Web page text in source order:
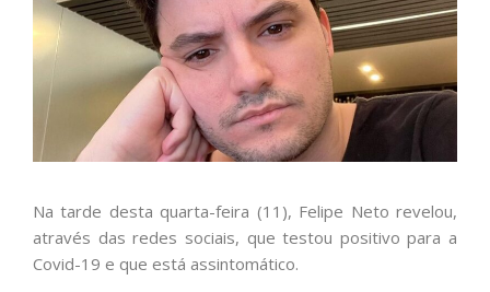
Na tarde desta quarta-feira (11), Felipe Neto revelou,
através das redes sociais, que testou positivo para a
Covid-19 e que está assintomático.